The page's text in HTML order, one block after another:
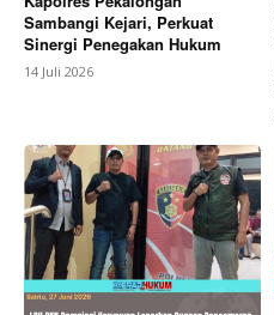
Sambangi Kejari, Perkuat
Sinergi Penegakan Hukum
14 Juli 2026